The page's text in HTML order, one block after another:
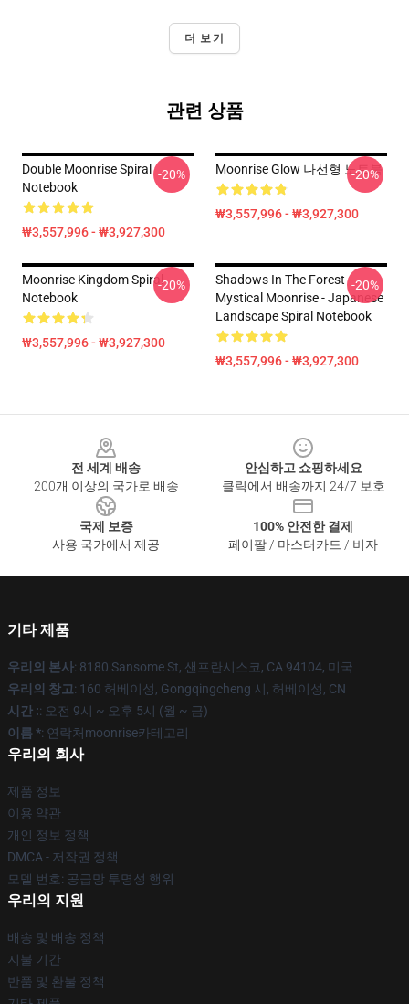
더 보기
관련 상품
Double Moonrise Spiral
Notebook
₩3,557,996 - ₩3,927,300
-20% Moonrise Glow 나선형 노트북
₩3,557,996 - ₩3,927,300
-20%
Moonrise Kingdom Spiral
Notebook
₩3,557,996 - ₩3,927,300
-20%
Shadows In The Forest -
Mystical Moonrise - Japanese
Landscape Spiral Notebook
₩3,557,996 - ₩3,927,300
-20%
전 세계 배송
200개 이상의 국가로 배송
안심하고 쇼핑하세요
클릭에서 배송까지 24/7 보호
국제 보증
사용 국가에서 제공
100% 안전한 결제
페이팔 / 마스터카드 / 비자
기타 제품
우리의 본사: 8180 Sansome St, 샌프란시스코, CA 94104, 미국
우리의 창고: 160 허베이성, Gongqingcheng 시, 허베이성, CN
시간 :: 오전 9시 ~ 오후 5시 (월 ~ 금)
이름 *: 연락처moonrise카테고리
우리의 회사
제품 정보
이용 약관
개인 정보 정책
DMCA - 저작권 정책
모델 번호: 공급망 투명성 행위
우리의 지원
배송 및 배송 정책
지불 기간
반품 및 환불 정책